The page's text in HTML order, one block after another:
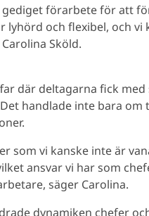
förarbete för att
lyhörd och flexibel, och vi
Sköld.
där deltagarna fick
handlade inte bara om
som vi kanske inte är
ansvar vi har som
säger Carolina.
dynamiken chefer